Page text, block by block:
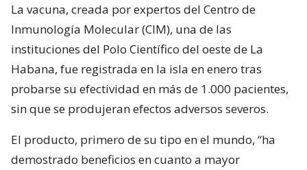
La vacuna, creada por expertos del Centro de
Inmunología Molecular (CIM), una de las
instituciones del Polo Científico del oeste de La
Habana, fue registrada en la isla en enero tras
probarse su efectividad en más de 1.000 pacientes,
sin que se produjeran efectos adversos severos.
El producto, primero de su tipo en el mundo, “ha
demostrado beneficios en cuanto a mayor